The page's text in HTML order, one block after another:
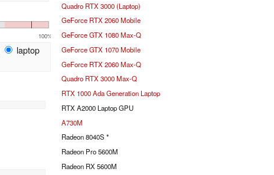
100%
laptop
Quadro RTX 3000 (Laptop)
GeForce RTX 2060 Mobile
GeForce GTX 1080 Max-Q
GeForce GTX 1070 Mobile
GeForce RTX 2060 Max-Q
Quadro RTX 3000 Max-Q
RTX 1000 Ada Generation Laptop
RTX A2000 Laptop GPU
A730M
Radeon 8040S *
Radeon Pro 5600M
Radeon RX 5600M